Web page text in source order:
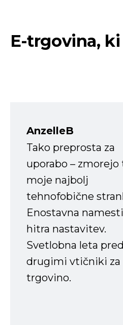
E-trgovina,
AnzelleB
Tako preprosta za
uporabo –
moje najbolj
tehnofobične
Enostavna
hitra nastavitev.
Svetlobna leta pred
drugimi vtičniki za
trgovino.